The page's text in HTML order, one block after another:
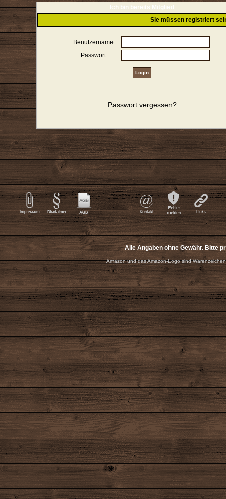
Ich bin bereits Mitglied
Sie müssen registriert
Benutzername:
Passwort:
Passwort vergessen?
Alle Angaben ohne Gewähr. Bitte
Amazon und das Amazon-Logo sind